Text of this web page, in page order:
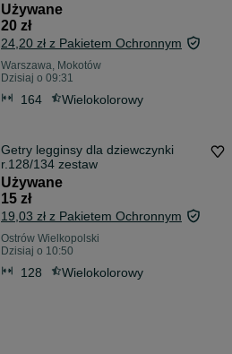
Używane
20 zł
24,20 zł z Pakietem Ochronnym
Warszawa, Mokotów
Dzisiaj o 09:31
164 Wielokolorowy
Getry legginsy dla dziewczynki
r.128/134 zestaw
Używane
15 zł
19,03 zł z Pakietem Ochronnym
Ostrów Wielkopolski
Dzisiaj o 10:50
128 Wielokolorowy